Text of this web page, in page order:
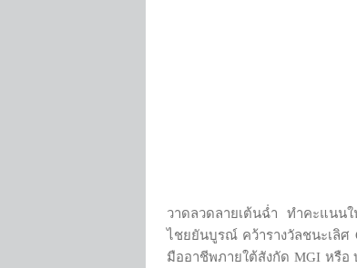
วาดลวดลายเต้นฉ่ำ ทำคะแนน
ไชยยันบูรณ์ คว้ารางวัลชนะเลิศ
มืออาชีพภายใต้สังกัด MGI หรื